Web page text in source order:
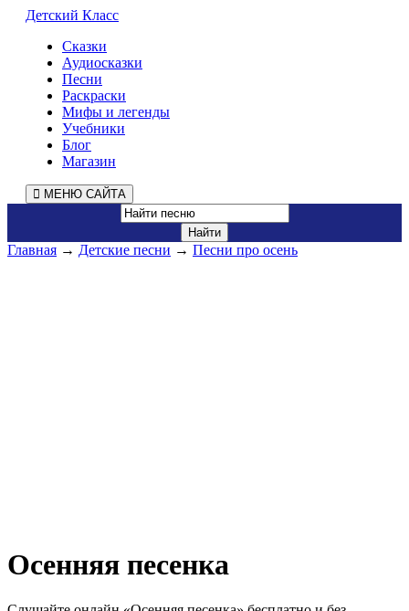
Детский Класс
Сказки
Аудиосказки
Песни
Раскраски
Мифы и легенды
Учебники
Блог
Магазин
МЕНЮ САЙТА
Главная → Детские песни → Песни про осень
Осенняя песенка